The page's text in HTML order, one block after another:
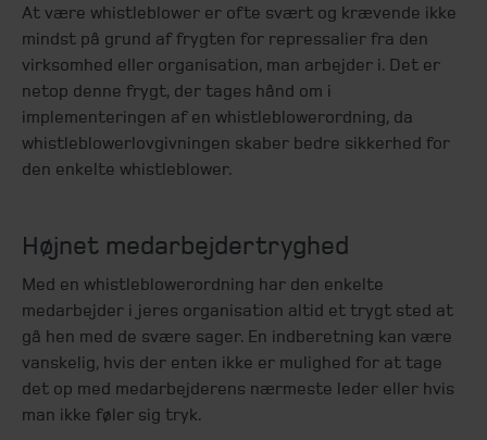
At være whistleblower er ofte svært og krævende ikke
mindst på grund af frygten for repressalier fra den
virksomhed eller organisation, man arbejder i. Det er
netop denne frygt, der tages hånd om i
implementeringen af en whistleblowerordning, da
whistleblowerlovgivningen skaber bedre sikkerhed for
den enkelte whistleblower.
Højnet medarbejdertryghed
Med en whistleblowerordning har den enkelte
medarbejder i jeres organisation altid et trygt sted at
gå hen med de svære sager. En indberetning kan være
vanskelig, hvis der enten ikke er mulighed for at tage
det op med medarbejderens nærmeste leder eller hvis
man ikke føler sig tryk.